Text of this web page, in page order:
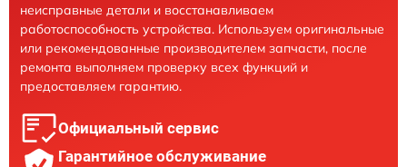
неисправные детали и восстанавливаем
работоспособность устройства. Используем оригинальные
или рекомендованные производителем запчасти, после
ремонта выполняем проверку всех функций и
предоставляем гарантию.
Официальный сервис
Гарантийное обслуживание